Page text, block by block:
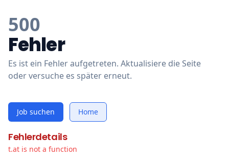
500
Fehler
Es ist ein Fehler aufgetreten. Aktualisiere die Seite
oder versuche es später erneut.
Job suchen Home
Fehlerdetails
t.at is not a function